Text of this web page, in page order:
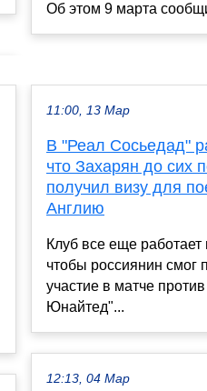
Об этом 9 марта
11:00, 13 Мар
В "Реал Сосьедад"
что Захарян до сих
получил визу для
Англию
Клуб все еще работает
чтобы россиянин смог
участие в матче
Юнайтед"...
12:13, 04 Мар